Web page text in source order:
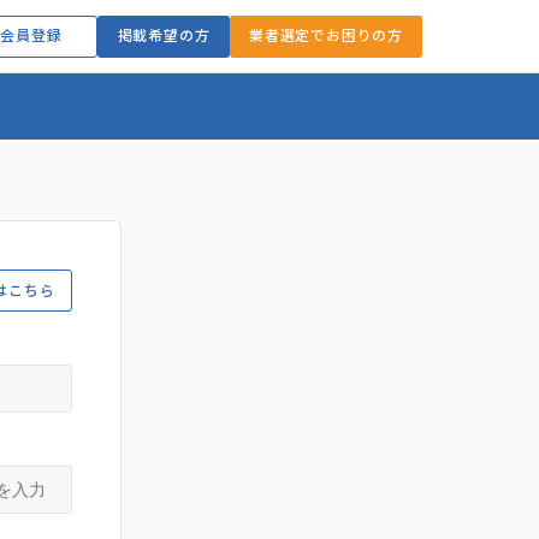
会員登録 掲載希望の方 業者選定でお困りの方
こちら